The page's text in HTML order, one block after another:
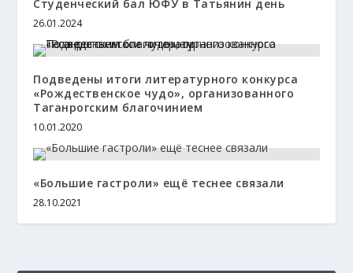
Студенческий бал ЮФУ в Татьянин день
26.01.2024
Подведены итоги литературного конкурса
«Рождественское чудо», организованного
Таганрогским благочинием
10.01.2020
«Большие гастроли» ещё теснее связали
28.10.2021